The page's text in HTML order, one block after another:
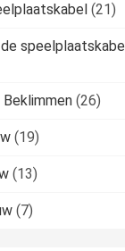
(21)
speelplaatskabel
(26)
(19)
(13)
(7)